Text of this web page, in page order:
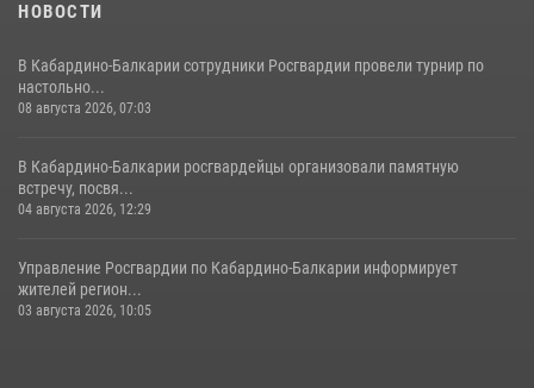
НОВОСТИ
В Кабардино-Балкарии сотрудники Росгвардии провели турнир по
настольно...
08 августа 2026, 07:03
В Кабардино-Балкарии росгвардейцы организовали памятную
встречу, посвя...
04 августа 2026, 12:29
Управление Росгвардии по Кабардино-Балкарии информирует
жителей регион...
03 августа 2026, 10:05